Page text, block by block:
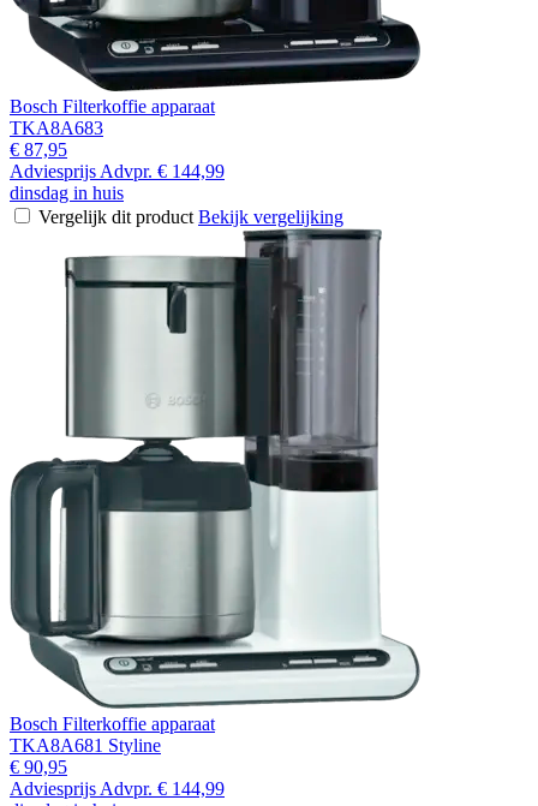
Bosch Filterkoffie apparaat
TKA8A683
€ 87,95
Adviesprijs Advpr. € 144,99
dinsdag in huis
Vergelijk dit product Bekijk vergelijking
Bosch Filterkoffie apparaat
TKA8A681 Styline
€ 90,95
Adviesprijs Advpr. € 144,99